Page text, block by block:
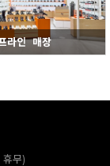
라인 매장
무)